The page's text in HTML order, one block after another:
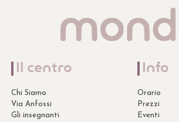
Il centro
Chi Siamo
Via Anfossi
Gli insegnanti
Info
Orario
Prezzi
Eventi